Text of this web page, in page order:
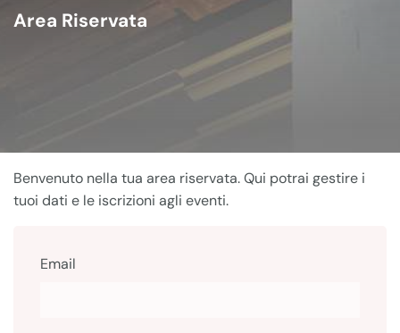
Area Riservata
Benvenuto nella tua area riservata. Qui potrai gestire i
tuoi dati e le iscrizioni agli eventi.
Email